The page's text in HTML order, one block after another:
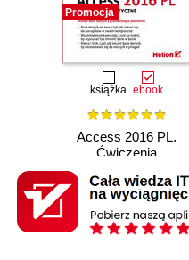
Promocja
książka ebook
Access 2016 PL.
Ćwiczenia
Danuta Mendrala,Marcin Szeliga
(14,95 zł najniższa cena z 30